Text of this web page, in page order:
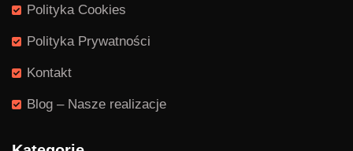
Polityka Cookies
Polityka Prywatności
Kontakt
Blog – Nasze realizacje